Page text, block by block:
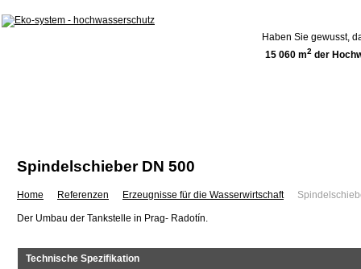
Spindelschieber DN 500
Home Referenzen Erzeugnisse für die Wasserwirtschaft
Der Umbau der Tankstelle in Prag- Radotín.
Technische Spezifikation
Haben Sie gewusst,
15 060 m2 der